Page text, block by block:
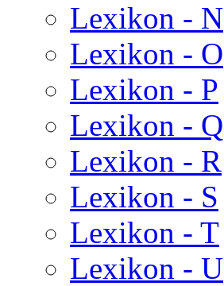
Lexikon - N
Lexikon - O
Lexikon - P
Lexikon - Q
Lexikon - R
Lexikon - S
Lexikon - T
Lexikon - U